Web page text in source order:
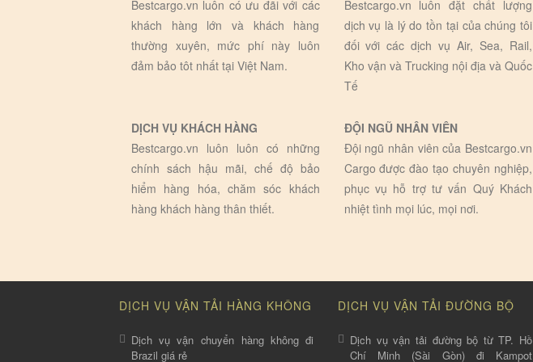
Bestcargo.vn luôn có ưu đãi với các
khách hàng lớn và khách hàng
thường xuyên, mức phí này luôn
đảm bảo tôt nhất tại Việt Nam.
Bestcargo.vn luôn đặt chất lượng
dịch vụ là lý do tồn tại của chúng tôi
đối với các dịch vụ Air, Sea, Rail,
Kho vận và Trucking nội địa và Quốc
Tế
DỊCH VỤ KHÁCH HÀNG
Bestcargo.vn luôn luôn có những
chính sách hậu mãi, chế độ bảo
hiểm hàng hóa, chăm sóc khách
hàng khách hàng thân thiết.
ĐỘI NGŨ NHÂN VIÊN
Đội ngũ nhân viên của Bestcargo.vn
Cargo được đào tạo chuyên nghiệp,
phục vụ hỗ trợ tư vấn Quý Khách
nhiệt tình mọi lúc, mọi nơi.
DỊCH VỤ VẬN TẢI HÀNG KHÔNG
Dịch vụ vận chuyển hàng không đi
Brazil giá rẻ
DỊCH VỤ VẬN TẢI ĐƯỜNG BỘ
Dịch vụ vận tải đường bộ từ TP. Hồ
Chí Minh (Sài Gòn) đi Kampot